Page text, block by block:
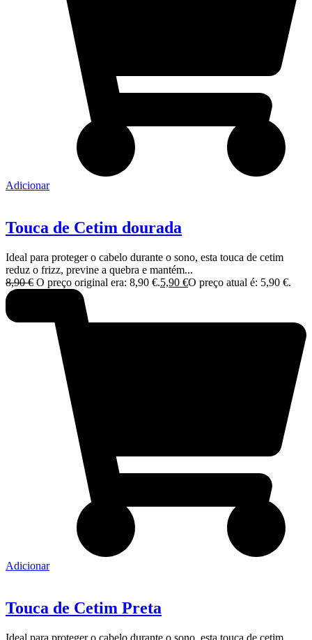
Adicionar
Touca de Cetim dourada
Ideal para proteger o cabelo durante o sono, esta touca de cetim
reduz o frizz, previne a quebra e mantém...
8,90€ O preço original era: 8,90 €.5,90 €O preço atual é: 5,90 €.
Adicionar
Touca de Cetim Preta
Ideal para proteger o cabelo durante o sono, esta touca de cetim